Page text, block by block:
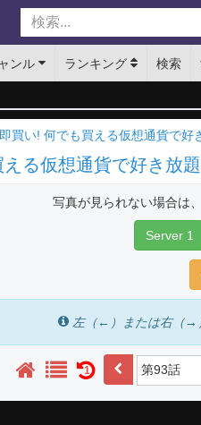
ンル ランキング 検索
買い! 何でも買える仮想通貨で好
る仮想通貨で好き放題
写真が見られない場合は
Server 1
左（←）または右（→
1